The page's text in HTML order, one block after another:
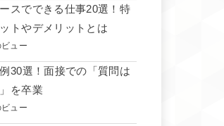
スでできる仕事20選！特
トやデメリットとは
ュー
30選！面接での「質問は
を卒業
ュー